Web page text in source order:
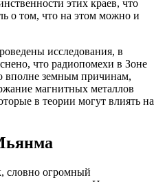
этих краев, что
о том, что на этом можно и
исследования, в
что радиопомехи в Зоне
вполне земным причинам,
магнитных металлов
в теории могут влиять на
словно огромный